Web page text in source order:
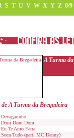
S T U V W X Y Z 0/9
A Turma
de A Turma da Bregadeira
Devagarinho
Dom Dom Dom
Eu Te Amo Farra
Soca Tudo (part. MC Danny)